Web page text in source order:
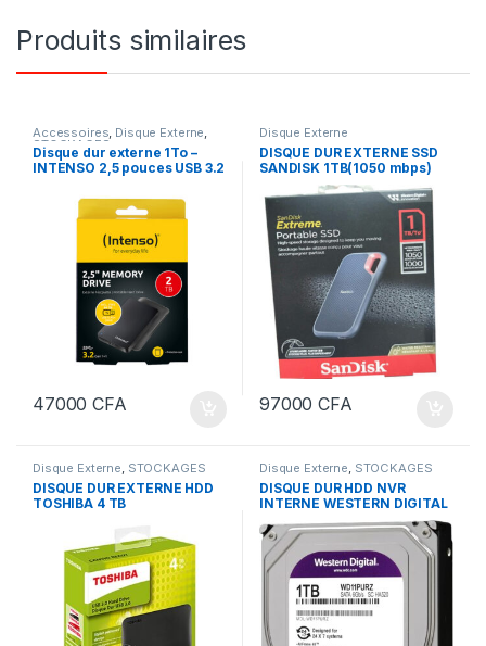
Produits similaires
Accessoires, Disque Externe,
STOCKAGES
Disque dur externe 1To –
INTENSO 2,5 pouces USB 3.2
47000CFA
Disque Externe
DISQUE DUR EXTERNE SSD
SANDISK 1TB(1050 mbps)
97000CFA
Disque Externe, STOCKAGES
DISQUE DUR EXTERNE HDD
TOSHIBA 4 TB
Disque Externe, STOCKAGES
DISQUE DUR HDD NVR
INTERNE WESTERN DIGITAL
1TB/ WD PURPLE SECURITE
NVR